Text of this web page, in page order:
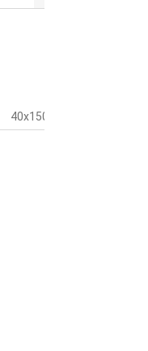
40х150